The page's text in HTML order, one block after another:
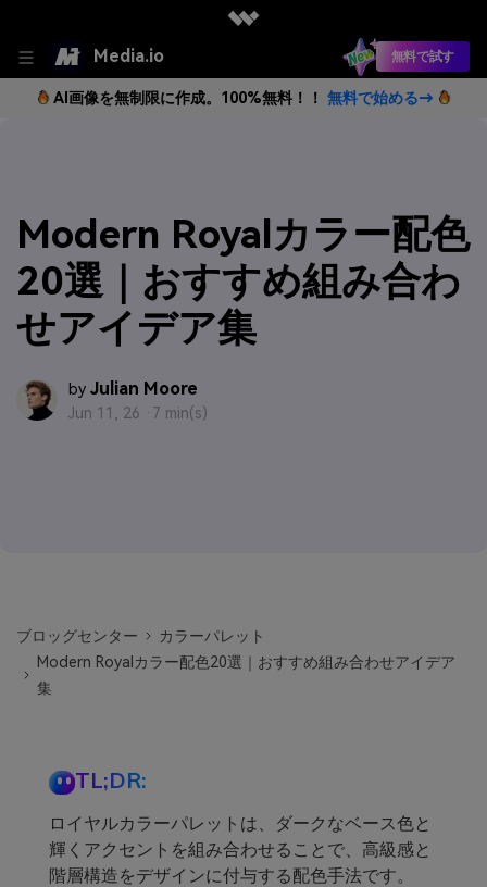
Media.io 無料で試す
AI画像を無制限に作成。100%無料！！ 無料で始める→
Modern Royalカラー配色
20選｜おすすめ組み合わ
せアイデア集
by Julian Moore
Jun 11, 26 · 7 min(s)
ブロッグセンター
カラーパレット
Modern Royalカラー配色20選｜おすすめ組み合わせアイデア
集
TL;DR:
ロイヤルカラーパレットは、ダークなベース色と
輝くアクセントを組み合わせることで、高級感と
階層構造をデザインに付与する配色手法です。